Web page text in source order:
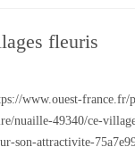
fleuris
www.ouest-france.fr/
nuaille-49340/ce-
son-attractivite-